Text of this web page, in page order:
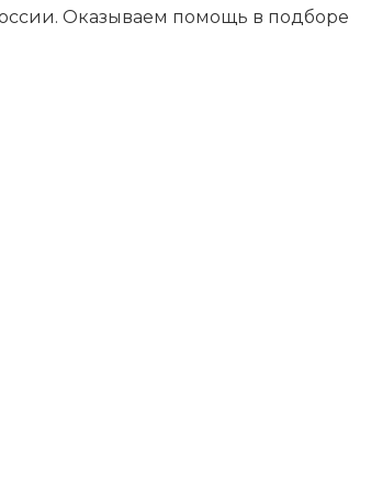
Оказываем помощь в подборе